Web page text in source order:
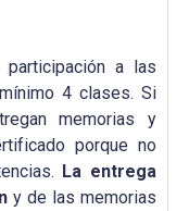
a las
4 clases. Si
memorias y
porque no
La entrega
y de las memorias